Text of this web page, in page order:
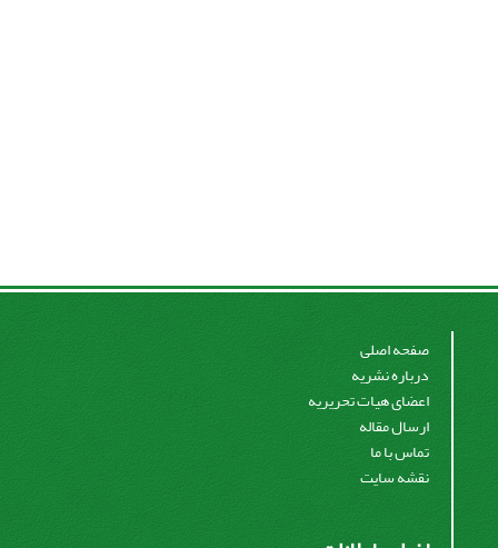
صفحه اصلی
درباره نشریه
اعضای هیات تحریریه
ارسال مقاله
تماس با ما
نقشه سایت